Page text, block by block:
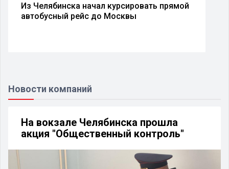
На муниципальные выборы в Челябинской
области заявились 113 кандидатов
Новости компаний
На вокзале Челябинска прошла
акция "Общественный контроль"